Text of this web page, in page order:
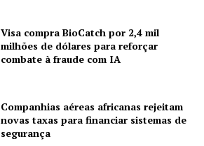
Visa compra BioCatch por 2,4 mil
milhões de dólares para reforçar
combate à fraude com IA
Companhias aéreas africanas rejeitam
novas taxas para financiar sistemas de
segurança